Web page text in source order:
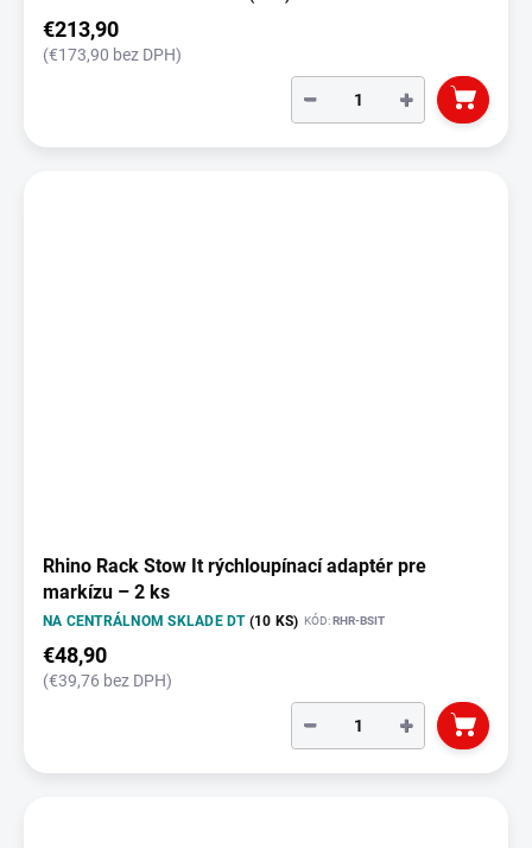
€213,90
(€173,90 bez DPH)
+
−
Rhino Rack Stow It rýchloupínací adaptér pre
markízu – 2 ks
NA CENTRÁLNOM SKLADE DT (10 KS) KÓD: RHR-BSIT
€48,90
(€39,76 bez DPH)
+
−